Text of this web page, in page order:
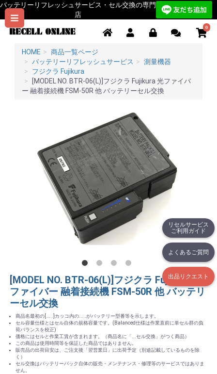
リセルサービス
ご利用ガイド
よくあるご質問
出品リクエスト
バッテリーリフレッシュサービス・セル交換の専門
店
0
HOME
商品一覧ページ
バッテリーリフレッシュサービス
測量機器
フジクラ Fujikura
[MODEL NO. BTR-06(L)]フジクラ Fujikura 光ファイバ
ー 融着接続機 FSM-50R 他 バッテリーセル交換
[MODEL NO. BTR-06(L)]フジクラ Fujikura 光
ファイバー 融着接続機 FSM-50R 他 バッテリ
ーセル交換
商品名最初の[.....]カッコ内の.....がバッテリー型番等を示します。
セル容量仕様とはセル自体の規格容量です。(Balanced仕様は作業直前に単セル群の負
荷バランスを校正)
価格にはセルと作業工賃が含まれます。（商品名に「...セル交換」がつく商品）
この商品は使用時間等を保証した商品ではありません。
販売品の出荷目安は、ご注文後「翌営業日」に出荷予定（別途記載しているものを除
く）
セル交換はバッテリーパック自体の販売・メンテナンス・修理等のサービスではありま
せん。